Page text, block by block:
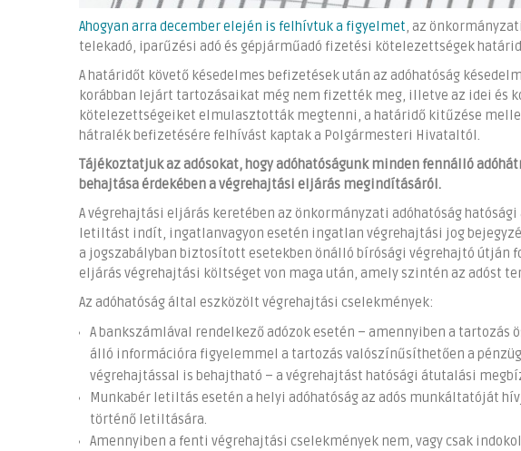
Ahogyan arra december elején is felhívtuk a figyelmet, az
telekadó, iparűzési adó és gépjárműadó fizetési kötelezettségek
A határidőt követő késedelmes befizetések után az adóhatóság
korábban lejárt tartozásaikat még nem fizették meg, illetve az idei és
kötelezettségeiket elmulasztották megtenni, a határidő kitűzése
hátralék befizetésére felhívást kaptak a Polgármesteri Hivataltól.
Tájékoztatjuk az adósokat, hogy adóhatóságunk minden fennálló
behajtása érdekében a végrehajtási eljárás megindításáról.
A végrehajtási eljárás keretében az önkormányzati adóhatóság
letiltást indít, ingatlanvagyon esetén ingatlan végrehajtási jog
a jogszabályban biztosított esetekben önálló bírósági végrehajtó útján
eljárás végrehajtási költséget von maga után, amely szintén az adóst
Az adóhatóság által eszközölt végrehajtási cselekmények:
A bankszámlával rendelkező adózok esetén – amennyiben a
álló információra figyelemmel a tartozás valószínűsíthetően a
végrehajtással is behajtható – a végrehajtást hatósági átutalási
Munkabér letiltás esetén a helyi adóhatóság az adós munkáltatóját
történő letiltására.
Amennyiben a fenti végrehajtási cselekmények nem, vagy csak